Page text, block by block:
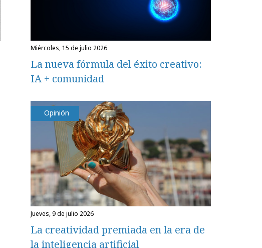
miércoles, 15 de julio 2026
La nueva fórmula del éxito creativo:
IA + comunidad
Opinión
jueves, 9 de julio 2026
La creatividad premiada en la era de
la inteligencia artificial